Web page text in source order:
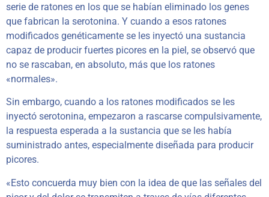
serie de ratones en los que se habían eliminado los genes
que fabrican la serotonina. Y cuando a esos ratones
modificados genéticamente se les inyectó una sustancia
capaz de producir fuertes picores en la piel, se observó que
no se rascaban, en absoluto, más que los ratones
«normales».
Sin embargo, cuando a los ratones modificados se les
inyectó serotonina, empezaron a rascarse compulsivamente,
la respuesta esperada a la sustancia que se les había
suministrado antes, especialmente diseñada para producir
picores.
«Esto concuerda muy bien con la idea de que las señales del